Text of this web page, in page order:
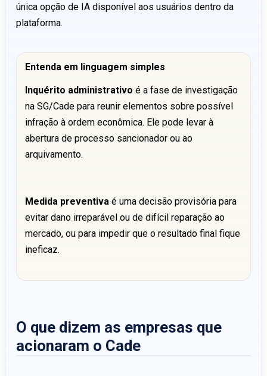
única opção de IA disponível aos usuários dentro da
plataforma.
Entenda em linguagem simples
Inquérito administrativo é a fase de investigação
na SG/Cade para reunir elementos sobre possível
infração à ordem econômica. Ele pode levar à
abertura de processo sancionador ou ao
arquivamento.
Medida preventiva é uma decisão provisória para
evitar dano irreparável ou de difícil reparação ao
mercado, ou para impedir que o resultado final fique
ineficaz.
O que dizem as empresas que
acionaram o Cade